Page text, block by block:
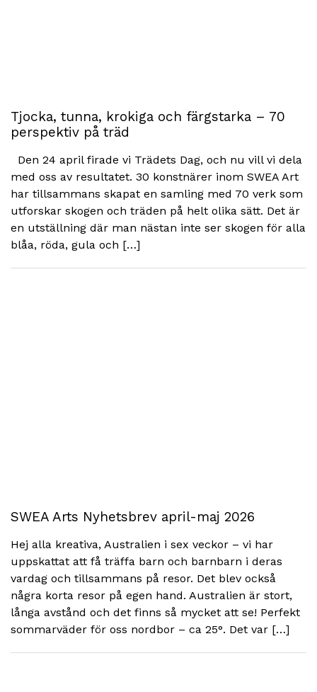
Tjocka, tunna, krokiga och färgstarka – 70
perspektiv på träd
Den 24 april firade vi Trädets Dag, och nu vill vi dela
med oss av resultatet. 30 konstnärer inom SWEA Art
har tillsammans skapat en samling med 70 verk som
utforskar skogen och träden på helt olika sätt. Det är
en utställning där man nästan inte ser skogen för alla
blåa, röda, gula och […]
SWEA Arts Nyhetsbrev april-maj 2026
Hej alla kreativa, Australien i sex veckor – vi har
uppskattat att få träffa barn och barnbarn i deras
vardag och tillsammans på resor. Det blev också
några korta resor på egen hand. Australien är stort,
långa avstånd och det finns så mycket att se! Perfekt
sommarväder för oss nordbor – ca 25°. Det var […]